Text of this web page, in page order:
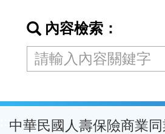
區
內容檢索：
:::中華民國人壽保險商業